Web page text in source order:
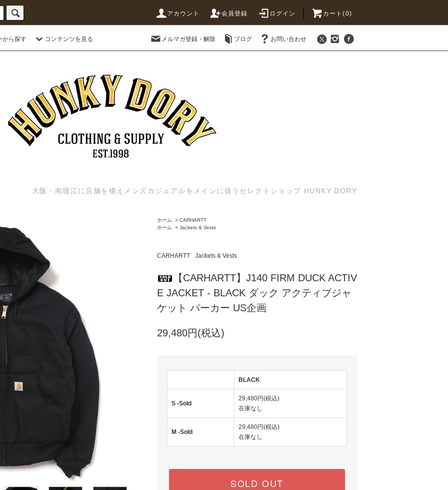
アカウント 会員登録 ログイン カート(0)
から探す コンテンツを見る メルマガ登録・解除 ブログ お問い合わせ
大阪・南堀江に店舗を構えメンズカジュアルをメインに扱うセレクトショップ HUNKY DORY
ホーム > CARHARTT
ホーム
> Jackets & Vests
CARHARTT Jackets & Vests
【CARHARTT】J140 FIRM DUCK ACTIV
E JACKET - BLACK ダック アクティブジャ
ケット パーカー US企画
29,480円(税込)
BLACK
S -Sold
29,480円(税込)
在庫なし
M -Sold
29,480円(税込)
在庫なし
SOLD OUT